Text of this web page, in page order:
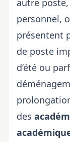
autre
personnel,
présentent
de poste
d’été ou
des